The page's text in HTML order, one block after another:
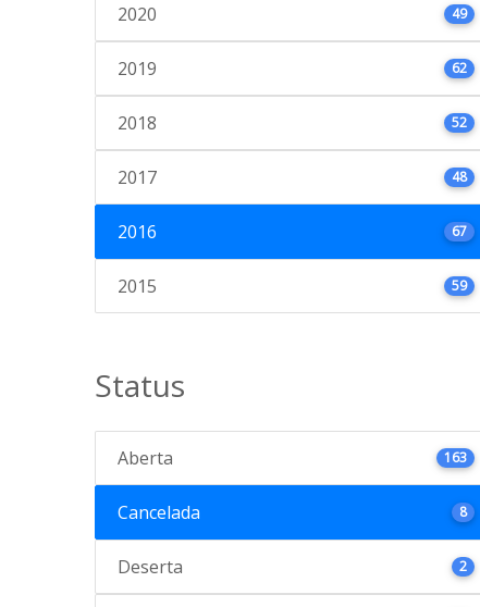
2020 49
2019 62
2018 52
2017 48
2016 67
2015 59
Status
Aberta 163
Cancelada 8
Deserta 2